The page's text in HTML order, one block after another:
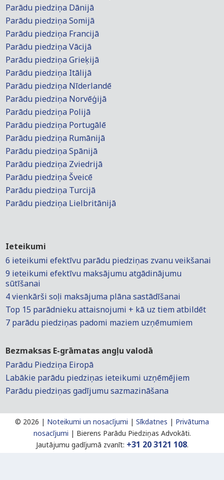
Parādu piedziņa Dānijā
Parādu piedziņa Somijā
Parādu piedziņa Francijā
Parādu piedziņa Vācijā
Parādu piedziņa Grieķijā
Parādu piedziņa Itālijā
Parādu piedziņa Nīderlandē
Parādu piedziņa Norvēģijā
Parādu piedziņa Polijā
Parādu piedziņa Portugālē
Parādu piedziņa Rumānijā
Parādu piedziņa Spānijā
Parādu piedziņa Zviedrijā
Parādu piedziņa Šveicē
Parādu piedziņa Turcijā
Parādu piedziņa Lielbritānijā
Ieteikumi
6 ieteikumi efektīvu parādu piedziņas zvanu veikšanai
9 ieteikumi efektīvu maksājumu atgādinājumu
sūtīšanai
4 vienkārši soļi maksājuma plāna sastādīšanai
Top 15 parādnieku attaisnojumi + kā uz tiem atbildēt
7 parādu piedziņas padomi maziem uzņēmumiem
Bezmaksas E-grāmatas angļu valodā
Parādu Piedziņa Eiropā
Labākie parādu piedziņas ieteikumi uzņēmējiem
Parādu piedziņas gadījumu sazmazināšana
© 2026 | Noteikumi un nosacījumi | Sīkdatnes | Privātuma
nosacījumi | Bierens Parādu Piedziņas Advokāti.
Jautājumu gadījumā zvanīt: +31 20 3121 108.